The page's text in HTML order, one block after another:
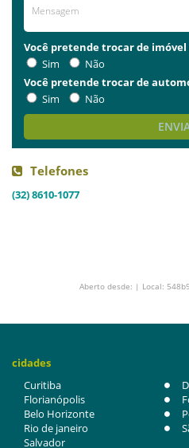
Você pretende trocar de imóvel
Sim
Não
Você pretende trocar de
Sim
Não
Telefones
(32) 8610-1077
Aberto desde: | Local:
cidades
Curitiba
Florianópolis
Belo Horizonte
Rio de janeiro
Salvador